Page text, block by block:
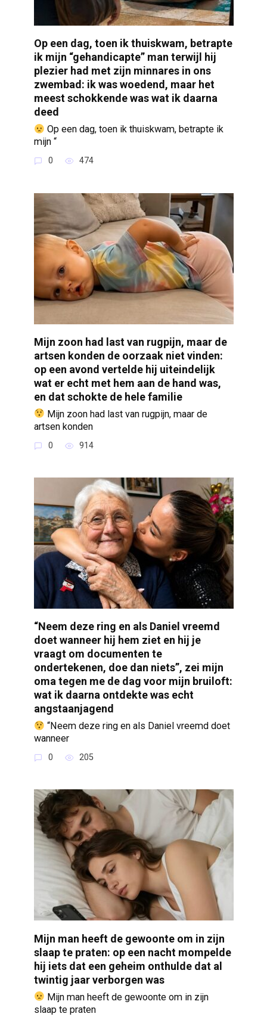
Op een dag, toen ik thuiskwam, betrapte
ik mijn “gehandicapte” man terwijl hij
plezier had met zijn minnares in ons
zwembad: ik was woedend, maar het
meest schokkende was wat ik daarna
deed
Op een dag, toen ik thuiskwam, betrapte ik
mijn “
0 474
Mijn zoon had last van rugpijn, maar de
artsen konden de oorzaak niet vinden:
op een avond vertelde hij uiteindelijk
wat er echt met hem aan de hand was,
en dat schokte de hele familie
Mijn zoon had last van rugpijn, maar de
artsen konden
0 914
“Neem deze ring en als Daniel vreemd
doet wanneer hij hem ziet en hij je
vraagt om documenten te
ondertekenen, doe dan niets”, zei mijn
oma tegen me de dag voor mijn bruiloft:
wat ik daarna ontdekte was echt
angstaanjagend
“Neem deze ring en als Daniel vreemd doet
wanneer
0 205
Mijn man heeft de gewoonte om in zijn
slaap te praten: op een nacht mompelde
hij iets dat een geheim onthulde dat al
twintig jaar verborgen was
Mijn man heeft de gewoonte om in zijn
slaap te praten